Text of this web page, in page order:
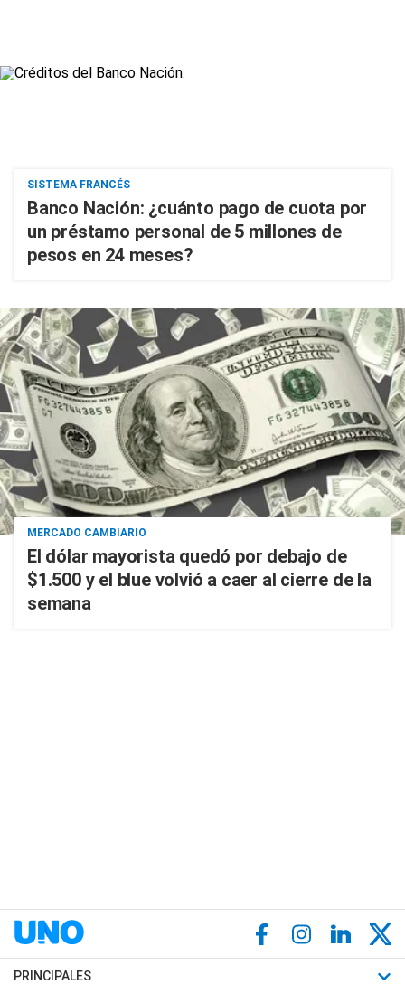
SISTEMA FRANCÉS
Banco Nación: ¿cuánto pago de cuota por
un préstamo personal de 5 millones de
pesos en 24 meses?
MERCADO CAMBIARIO
El dólar mayorista quedó por debajo de
$1.500 y el blue volvió a caer al cierre de la
semana
PRINCIPALES